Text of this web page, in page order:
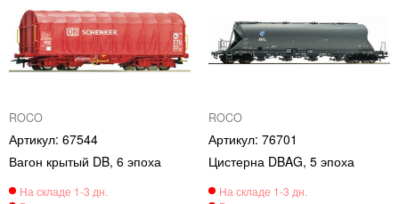
ROCO
67544
Вагон крытый DB, 6 эпоха
ROCO
76701
Цистерна DBAG, 5 эпоха